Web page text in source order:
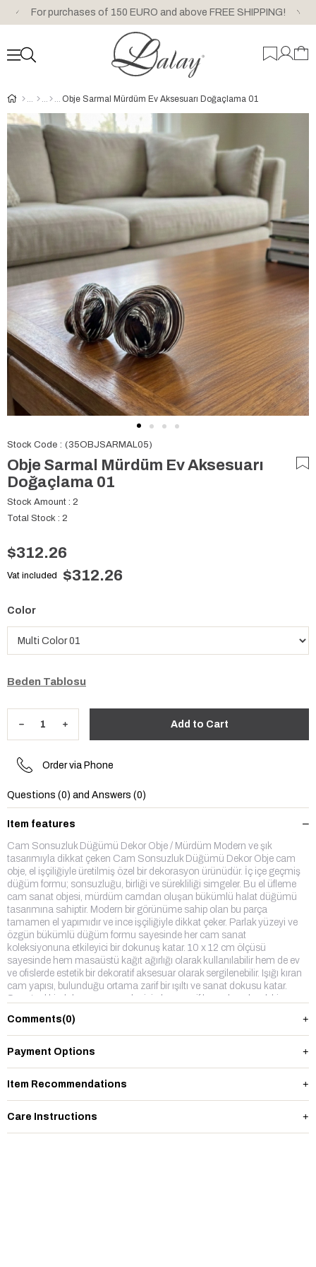
For purchases of 150 EURO and above FREE SHIPPING!
Obje Sarmal Mürdüm Ev Aksesuarı Doğaçlama 01
Stock Code (35OBJSARMAL05)
Obje Sarmal Mürdüm Ev Aksesuarı
Doğaçlama 01
Stock Amount : 2
Total Stock : 2
$312.26
Vat included $312.26
Color
Beden Tablosu
Order via Phone
Questions (0) and Answers (0)
Item features
Cam Sonsuzluk Düğümü Dekor Obje / Mürdüm Modern ve şık
tasarımıyla dikkat çeken Cam Sonsuzluk Düğümü Dekor Obje cam
obje, el işçiliğiyle üretilmiş özel bir dekorasyon ürünüdür. İç içe geçmiş
düğüm formu; sonsuzluğu, birliği ve sürekliliği simgeler. Bu el üfleme
cam sanat objesi, mürdüm camdan oluşan bükümlü halat düğümü
tasarımına sahiptir. Modern bir görünüme sahip olan bu parça
tamamen el yapımıdır ve ince işçiliğiyle dikkat çeker. Parlak yüzeyi ve
özgün bükümlü düğüm formu sayesinde her cam sanat
koleksiyonuna etkileyici bir dokunuş katar. 10 x 12 cm ölçüsü
sayesinde hem masaüstü kağıt ağırlığı olarak kullanılabilir hem de ev
ve ofislerde estetik bir dekoratif aksesuar olarak sergilenebilir. Işığı kıran
cam yapısı, bulunduğu ortama zarif bir ışıltı ve sanat dokusu katar.
Sanatsal bir dokunuş arayanlar için hem zarif hem de anlamlı bir
Comments(0)
Payment Options
Item Recommendations
Care Instructions